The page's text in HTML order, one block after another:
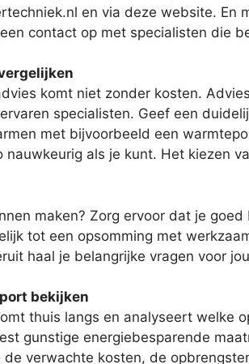
en via deze website. En
contact op met specialisten die
komt niet zonder kosten.
specialisten. Geef een
met bijvoorbeeld een
nauwkeurig als je kunt. Het kiezen
maken? Zorg ervoor dat je
tot een opsomming met
haal je belangrijke vragen voor
bekijken
thuis langs en analyseert welke
gunstige energiebesparende
de verwachte kosten, de